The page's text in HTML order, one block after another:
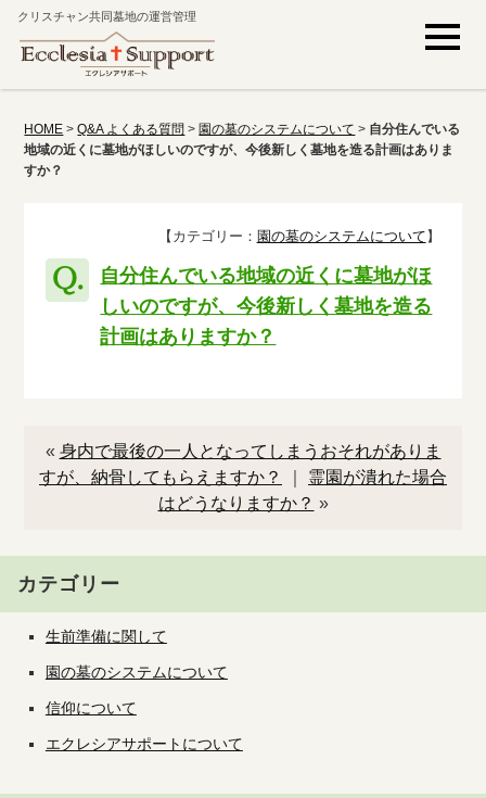
クリスチャン共同墓地の運営管理
HOME >Q&A よくある質問 > 園の墓のシステムについて > 自分住んでいる
地域の近くに墓地がほしいのですが、今後新しく墓地を造る計画はありま
すか？
【カテゴリー： 園の墓のシステムについて 】
自分住んでいる地域の近くに墓地がほ
しいのですが、今後新しく墓地を造る
計画はありますか？
« 身内で最後の一人となってしまうおそれがありま
すが、納骨してもらえますか？
霊園が潰れた場合
はどうなりますか？ »
カテゴリー
生前準備に関して
園の墓のシステムについて
信仰について
エクレシアサポートについて